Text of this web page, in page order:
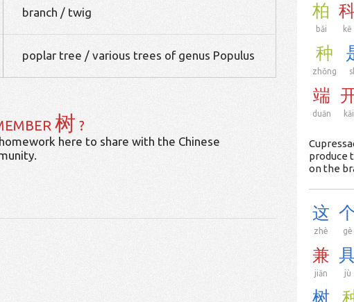
branch / twig
poplar tree / various trees of genus Populus
树 ?
here to share with the Chinese
柏
bǎi kē
种
zhǒng
端
duān kāi
produce
on the
这
zhè gè
兼
jiān jù
树